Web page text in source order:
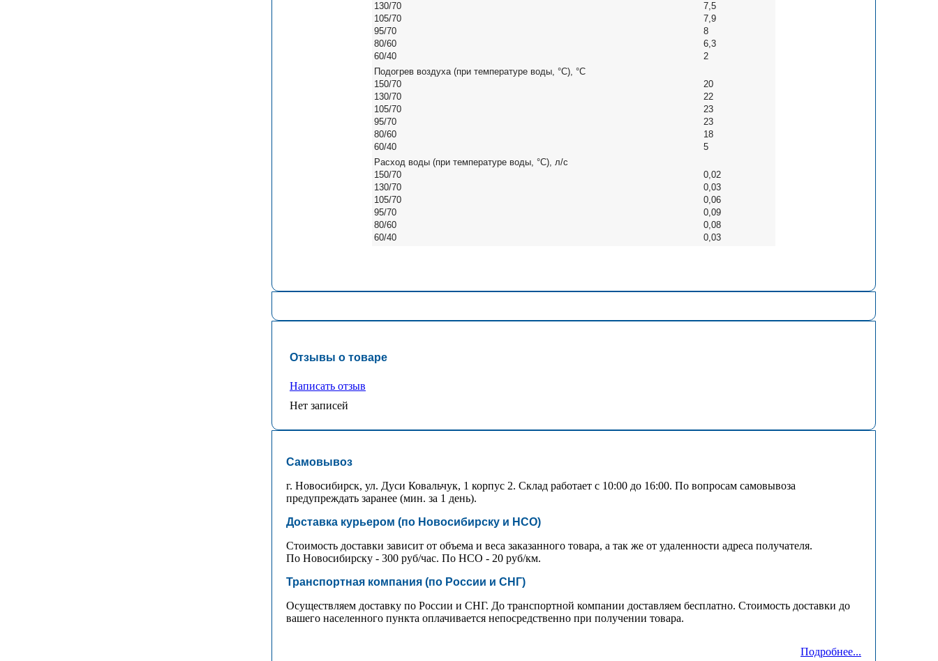
130/70
105/70
95/70
80/60
60/40
7,5
7,9
8
6,3
2
Подогрев воздуха (при температуре воды, °С), °С
150/70
130/70
105/70
95/70
80/60
60/40
20
22
23
23
18
5
Расход воды (при температуре воды, °С), л/с
150/70
130/70
105/70
95/70
80/60
60/40
0,02
0,03
0,06
0,09
0,08
0,03
Отзывы о товаре
Написать отзыв
Нет записей
Самовывоз
г. Новосибирск, ул. Дуси Ковальчук, 1 корпус 2. Склад работает с 10:00 до 16:00. По вопросам самовывоза
предупреждать заранее (мин. за 1 день).
Доставка курьером (по Новосибирску и НСО)
Стоимость доставки зависит от объема и веса заказанного товара, а так же от удаленности адреса получателя.
По Новосибирску - 300 руб/час. По НСО - 20 руб/км.
Транспортная компания (по России и СНГ)
Осуществляем доставку по России и СНГ. До транспортной компании доставляем бесплатно. Стоимость доставки до
вашего населенного пункта оплачивается непосредственно при получении товара.
Подробнее...